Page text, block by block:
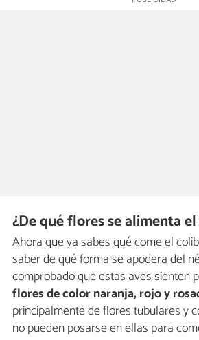
¿De qué flores se alimenta
Ahora que ya sabes qué come el
saber de qué forma se apodera del
comprobado que estas aves sienten
flores de color naranja, rojo y
principalmente de flores tubulares y
no pueden posarse en ellas para